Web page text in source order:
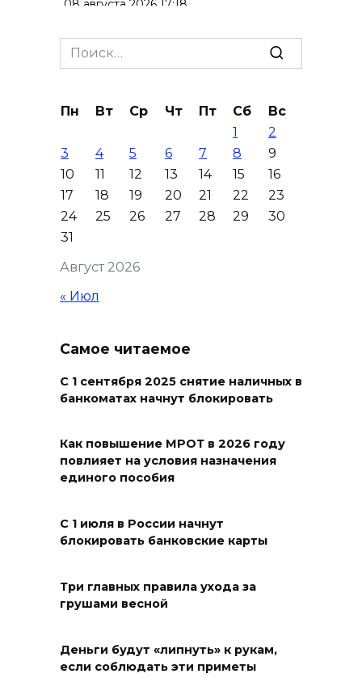
08 августа 2026 17:18
Это стало нашей традицией:
ростовчане установили
бездомных животных
Журналисты «ДОН 24» вышли
на субботник в парке
Островского
Сносить нельзя, сохранять
Рувинского от запустения
08 августа 2026 14:04
поджег газ в квартире
бывшей жены, эвакуированы
7 человек
с Днем физкультурника
Ростовчане оказались среди
Search
for:
Август 2026
Пн Вт Ср Чт Пт Сб
Вс
1
2
3
4 5 6 7 8
9
10
11 12 13 14 15
16
17
18 19 20 21 22
23
24
25 26 27 28 29
30
31
« Июл
Самое читаемое
С 1 сентября 2025 снятие наличных в
банкоматах начнут блокировать
Как повышение МРОТ в 2026 году
повлияет на условия назначения
единого пособия
С 1 июля в России начнут
блокировать банковские карты
Три главных правила ухода за
грушами весной
Деньги будут «липнуть» к рукам,
если соблюдать эти приметы